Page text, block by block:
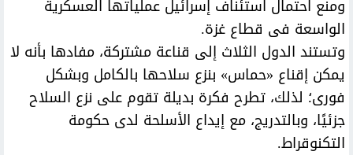
ومنع احتمال استئناف إسرائيل عملياتها العسكرية
الواسعة فى قطاع غزة.
وتستند الدول الثلاث إلى قناعة مشتركة، مفادها بأنه لا
يمكن إقناع «حماس» بنزع سلاحها بالكامل وبشكل
فورى؛ لذلك، تطرح فكرة بديلة تقوم على نزع السلاح
جزئيًا، وبالتدريج، مع إيداع الأسلحة لدى حكومة
التكنوقراط.